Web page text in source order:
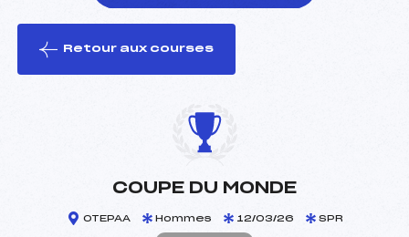
le ski
Retour aux courses
COUPE DU MONDE
OTEPAA Hommes 12/03/26 SPR